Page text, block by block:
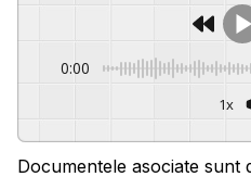
0:00
1x
Documentele asociate sunt